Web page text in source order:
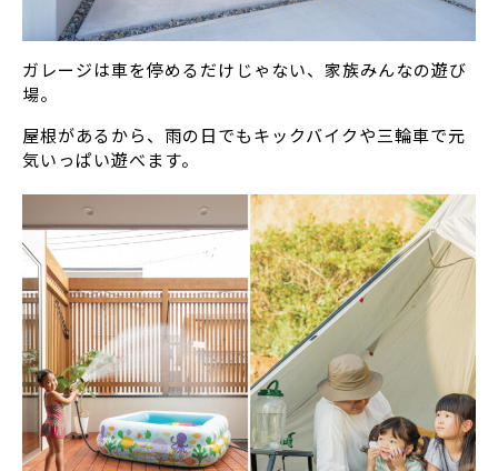
ガレージは車を停めるだけじゃない、家族みんなの遊び
場。
屋根があるから、雨の日でもキックバイクや三輪車で元
気いっぱい遊べます。